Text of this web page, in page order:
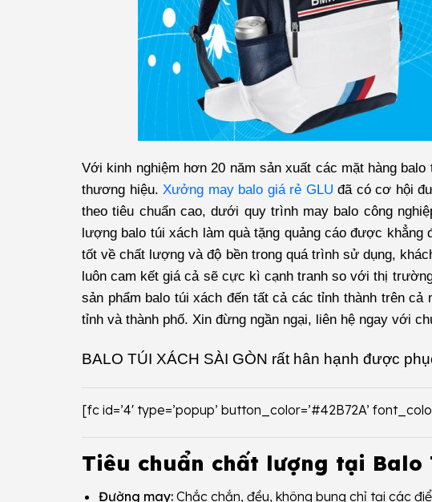
Với kinh nghiệm hơn 20 năm sản xuất các mặt hàng
thương hiệu. Xưởng may balo giá rẻ GLU đã có cơ hội
theo tiêu chuẩn cao, dưới quy trình may balo công
lượng balo túi xách làm quà tặng quảng cáo được
tốt về chất lượng và độ bền trong quá trình sử dụng,
luôn cam kết giá cả sẽ cực kì cạnh tranh so với thị
sản phẩm balo túi xách đến tất cả các tỉnh thành trên
tỉnh và thành phố. Xin đừng ngần ngại, liên hệ ngay với
BALO TÚI XÁCH SÀI GÒN rất hân hạnh được
[fc id=’4′ type=’popup’ button_color=’#42B72A’
Tiêu chuẩn chất lượng tại Balo
Đường may:Chắc chắn, đều, không bung chỉ tại các